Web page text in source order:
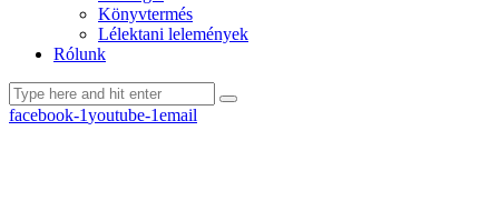
Könyvtermés
Lélektani lelemények
Rólunk
facebook-1youtube-1email